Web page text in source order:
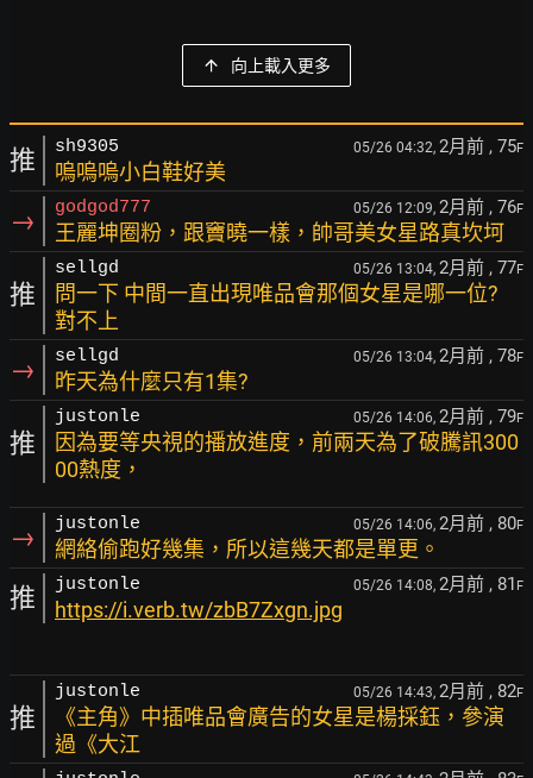
向上載入更多
推 sh9305 05/26 04:32, 2月前 , 75F
嗚嗚嗚小白鞋好美
→ godgod777 05/26 12:09, 2月前 , 76F
王麗坤圈粉，跟竇曉一樣，帥哥美女星路真坎坷
推
sellgd 05/26 13:04, 2月前 , 77F
問一下 中間一直出現唯品會那個女星是哪一位?
對不上
→ sellgd 05/26 13:04, 2月前 , 78F
昨天為什麼只有1集?
推
justonle 05/26 14:06, 2月前 , 79F
因為要等央視的播放進度，前兩天為了破騰訊300
00熱度，
→ justonle 05/26 14:06, 2月前 , 80F
網絡偷跑好幾集，所以這幾天都是單更。
推 justonle 05/26 14:08, 2月前 , 81 F
https://i.verb.tw/zbB7Zxgn.jpg
推
justonle 05/26 14:43, 2月前 , 82F
《主角》中插唯品會廣告的女星是楊採鈺，參演
過《大江